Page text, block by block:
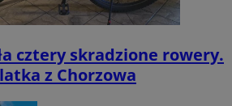
cztery skradzione rowery.
z Chorzowa